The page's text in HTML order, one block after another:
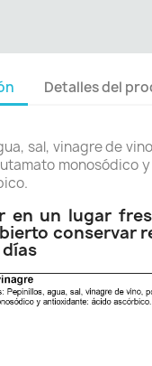
Detalles del
sal, vinagre de
monosódico
en un lugar
conservar